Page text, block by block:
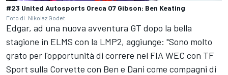
#23 United Autosports Oreca 07 Gibson: Ben Keating
Foto di: Nikolaz Godet
Edgar, ad una nuova avventura GT dopo la bella
stagione in ELMS con la LMP2, aggiunge: "Sono molto
grato per l'opportunità di correre nel FIA WEC con TF
Sport sulla Corvette con Ben e Dani come compagni di